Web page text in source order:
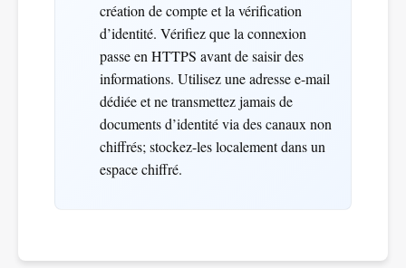
création de compte et la vérification
d’identité. Vérifiez que la connexion
passe en HTTPS avant de saisir des
informations. Utilisez une adresse e-mail
dédiée et ne transmettez jamais de
documents d’identité via des canaux non
chiffrés; stockez-les localement dans un
espace chiffré.